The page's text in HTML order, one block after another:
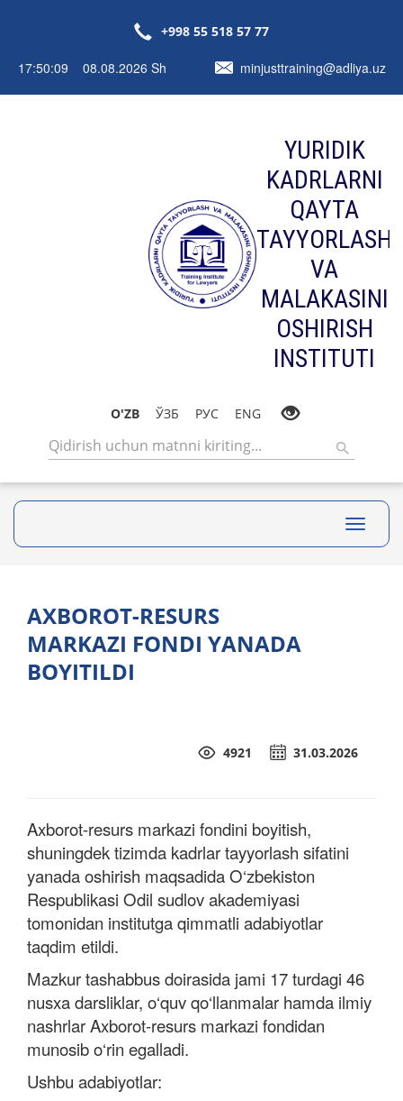
+998 55 518 57 77
17:50:10 08.08.2026 Sh minjusttraining@adliya.uz
YURIDIK
KADRLARNI
QAYTA
TAYYORLASH
VA
MALAKASINI
OSHIRISH
INSTITUTI
O'ZB ЎЗБ РУС ENG
Toggle
AXBOROT-RESURS
MARKAZI FONDI YANADA
BOYITILDI
31.03.2026
4921
Axborot-resurs markazi fondini boyitish,
shuningdek tizimda kadrlar tayyorlash sifatini
yanada oshirish maqsadida O‘zbekiston
Respublikasi Odil sudlov akademiyasi
tomonidan institutga qimmatli adabiyotlar
taqdim etildi.
Mazkur tashabbus doirasida jami 17 turdagi 46
nusxa darsliklar, o‘quv qo‘llanmalar hamda ilmiy
nashrlar Axborot-resurs markazi fondidan
munosib o‘rin egalladi.
Ushbu adabiyotlar: